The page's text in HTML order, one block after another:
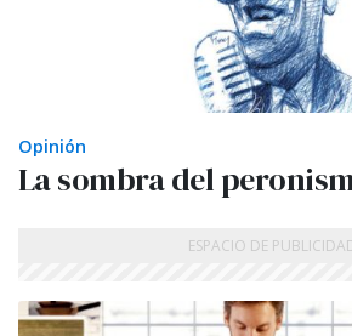
Opinión
La sombra del